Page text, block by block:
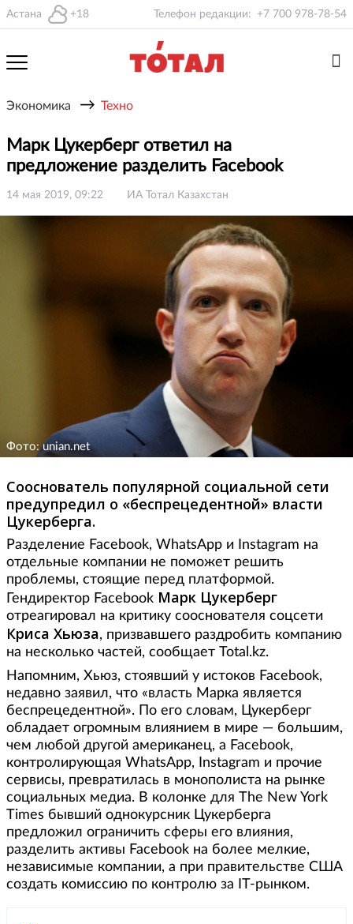
Астана +18 Телефон редакции: +7 700 978-78-54
Экономика → Техно
Марк Цукерберг ответил на
предложение разделить Facebook
14 мая 2019, 09:22 ИА Тотал Казахстан
Фото: unian.net
Сооснователь популярной социальной сети
предупредил о «беспрецедентной» власти
Цукерберга.
Разделение Facebook, WhatsApp и Instagram на
отдельные компании не поможет решить
проблемы, стоящие перед платформой.
Гендиректор Facebook Марк Цукерберг
отреагировал на критику сооснователя соцсети
Криса Хьюза, призвавшего раздробить компанию
на несколько частей, сообщает Total.kz.
Напомним, Хьюз, стоявший у истоков Facebook,
недавно заявил, что «власть Марка является
беспрецедентной». По его словам, Цукерберг
обладает огромным влиянием в мире — большим,
чем любой другой американец, а Facebook,
контролирующая WhatsApp, Instagram и прочие
сервисы, превратилась в монополиста на рынке
социальных медиа. В колонке для The New York
Times бывший однокурсник Цукерберга
предложил ограничить сферы его влияния,
разделить активы Facebook на более мелкие,
независимые компании, а при правительстве США
создать комиссию по контролю за IT-рынком.